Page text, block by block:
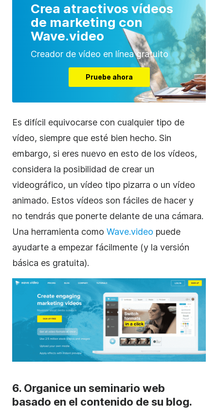
Crea atractivos vídeos
de marketing con
Wave.video
Creador de vídeo en línea gratuito
Pruebe ahora
Es difícil equivocarse con cualquier tipo de
vídeo, siempre que esté bien hecho. Sin
embargo, si eres nuevo en esto de los vídeos,
considera la posibilidad de crear un
videográfico, un vídeo tipo pizarra o un vídeo
animado. Estos vídeos son fáciles de hacer y
no tendrás que ponerte delante de una cámara.
Una herramienta como Wave.video puede
ayudarte a empezar fácilmente (y la versión
básica es gratuita).
6. Organice un seminario web
basado en el contenido de su blog.